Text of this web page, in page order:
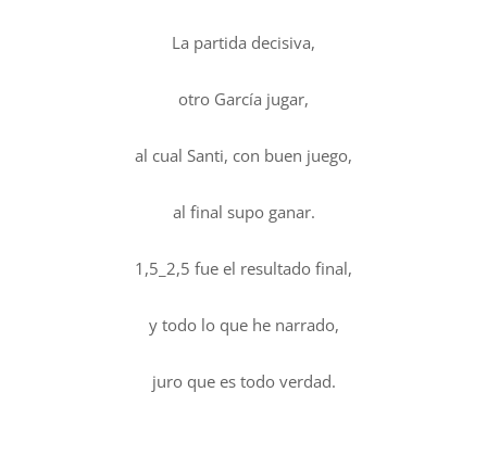
La partida decisiva,
otro García jugar,
al cual Santi, con buen juego,
al final supo ganar.
1,5_2,5 fue el resultado final,
y todo lo que he narrado,
juro que es todo verdad.